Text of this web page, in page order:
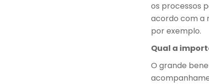
os processos
acordo com a
por exemplo.
Qual a
O grande